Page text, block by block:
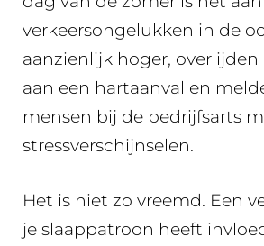
verkeersongelukken in de
aanzienlijk hoger,
aan een hartaanval en
mensen bij de bedrijfsarts
stressverschijnselen.
Het is niet zo vreemd. Een
je slaappatroon heeft